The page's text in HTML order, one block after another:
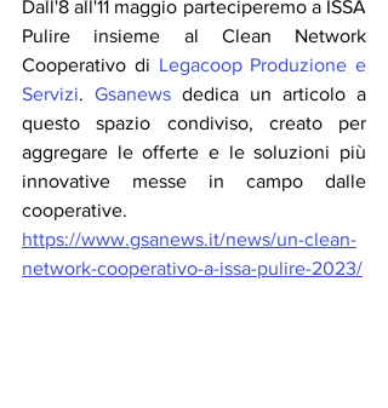
Dall'8 all'11 maggio parteciperemo a ISSA
Pulire insieme al Clean Network
Cooperativo di Legacoop Produzione e
Servizi. Gsanews dedica un articolo a
questo spazio condiviso, creato per
aggregare le offerte e le soluzioni più
innovative messe in campo dalle
cooperative.
https://www.gsanews.it/news/un-clean-
network-cooperativo-a-issa-pulire-2023/